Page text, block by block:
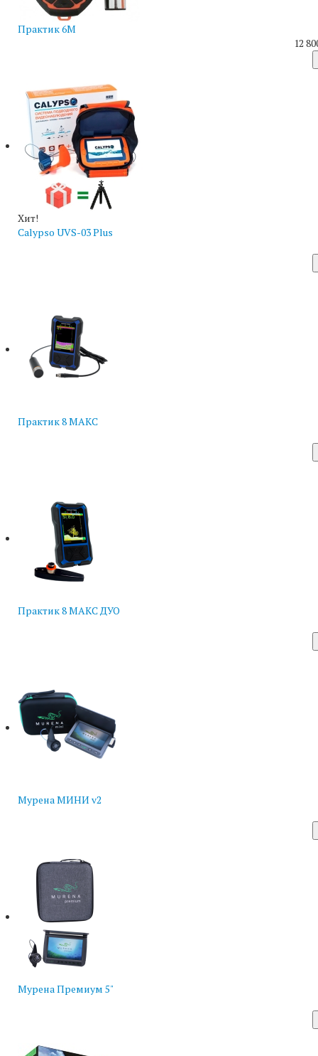
Практик 6М
12
Хит!
Calypso UVS-03 Plus
Практик 8 МАКС
Практик 8 МАКС ДУО
Мурена МИНИ v2
Мурена Премиум 5"